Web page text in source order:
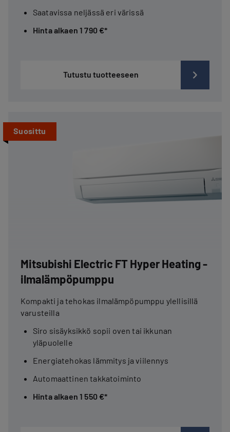
Saatavissa neljässä eri värissä
Hinta alkaen 1 790 €*
Tutustu tuotteeseen
Suosittu
Mitsubishi Electric FT Hyper Heating -
ilmalämpöpumppu
Kompakti ja tehokas ilmalämpöpumppu ylellisillä
varusteilla
Siro sisäyksikkö sopii oven tai ikkunan
yläpuolelle
Energiatehokas lämmitys ja viilennys
Automaattinen takkatoiminto
Hinta alkaen 1 550 €*